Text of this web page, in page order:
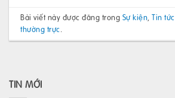
Bài viết này được đăng trong Sự kiện,Tin tức
thường trực.
TIN MỚI